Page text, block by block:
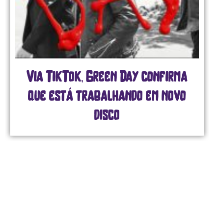
Via TikTok, Green Day confirma
que está trabalhando em novo
disco